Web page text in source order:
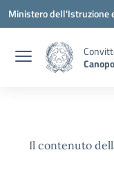
Vai ai contenuti
Vai al menu di navigazione
Vai al footer
Ministero dell'Istruzione
Il contenuto